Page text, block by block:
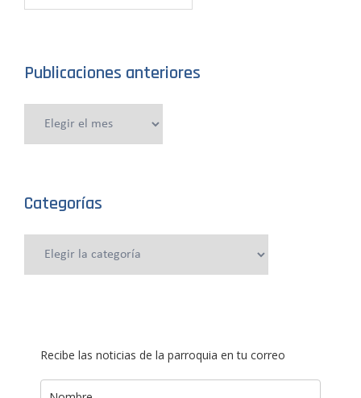
Publicaciones anteriores
Categorías
Recibe las noticias de la parroquia en tu correo